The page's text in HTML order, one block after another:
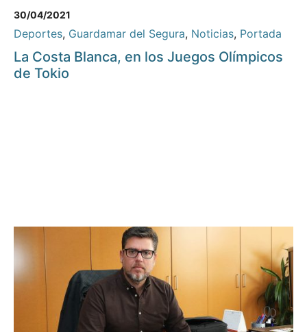
30/04/2021
Deportes, Guardamar del Segura, Noticias, Portada
La Costa Blanca, en los Juegos Olímpicos
de Tokio